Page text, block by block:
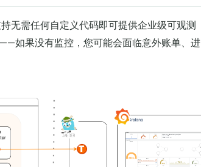
无需任何自定义代码即可提供企业级可观测
如果没有监控，您可能会面临意外账单、进